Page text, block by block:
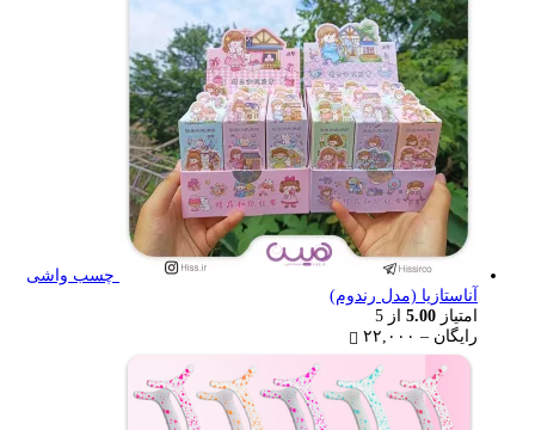
چسب واشی
آناستازیا (مدل رندوم)
امتیاز 5.00 از 5
رایگان – ۲۲,۰۰۰
range:
رایگان
through
۲۲,۰۰۰ تومان